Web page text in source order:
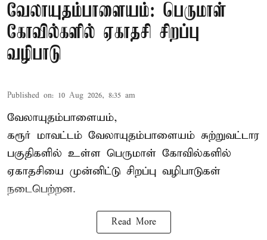
வேலாயுதம்பாளையம்: பெருமாள்
கோவில்களில் ஏகாதசி சிறப்பு
வழிபாடு
Published on: 10 Aug 2026, 8:35 am
வேலாயுதம்பாளையம்,
கரூர் மாவட்டம் வேலாயுதம்பாளையம் சுற்றுவட்டார
பகுதிகளில் உள்ள பெருமாள் கோவில்களில்
ஏகாதசியை முன்னிட்டு சிறப்பு வழிபாடுகள்
நடைபெற்றன.
Read More